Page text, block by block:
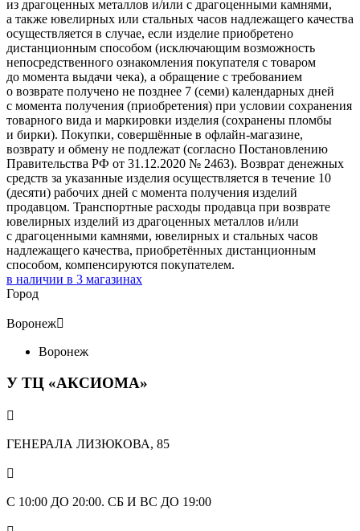
из драгоценных металлов и/или с драгоценными камнями,
а также ювелирных или стальных часов надлежащего качества
осуществляется в случае, если изделие приобретено
дистанционным способом (исключающим возможность
непосредственного ознакомления покупателя с товаром
до момента выдачи чека), а обращение с требованием
о возврате получено не позднее 7 (семи) календарных дней
с момента получения (приобретения) при условии сохранения
товарного вида и маркировки изделия (сохранены пломбы
и бирки). Покупки, совершённые в офлайн-магазине,
возврату и обмену не подлежат (согласно Постановлению
Правительства РФ от 31.12.2020 № 2463). Возврат денежных
средств за указанные изделия осуществляется в течение 10
(десяти) рабочих дней с момента получения изделий
продавцом. Транспортные расходы продавца при возврате
ювелирных изделий из драгоценных металлов и/или
с драгоценными камнями, ювелирных и стальных часов
надлежащего качества, приобретённых дистанционным
способом, компенсируются покупателем.
в наличии в 3 магазинах
Город
Воронеж
Воронеж
У ТЦ «АКСИОМА»

ГЕНЕРАЛА ЛИЗЮКОВА, 85

С 10:00 ДО 20:00. СБ И ВС ДО 19:00